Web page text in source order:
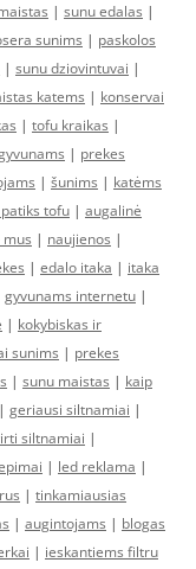
| sunu edalas |
sunims | paskolos
| sunu dziovintuvai |
katems | konservai
| tofu kraikas |
| prekes
| šunims | katėms
tofu | augalinė
| naujienos |
| edalo itaka | itaka
gyvunams internetu |
| kokybiskas ir
sunims | prekes
| sunu maistas | kaip
| geriausi siltnamiai |
siltnamiai |
| led reklama |
| tinkamiausias
| augintojams | blogas
| ieskantiems filtru